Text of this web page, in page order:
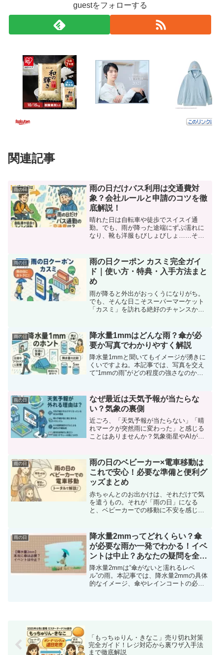
guestをフォローする
関連記事
雨の日
雨の日だけバス利用は交通費対
象？会社ルールと申請のコツを徹
底解説！
晴れた日は自転車や徒歩でスイスイ通
勤。でも、雨が降った途端にずぶ濡れに
なり、靴も洋服もびしょびしょ……そん
度交通費が出るのか不安…」という声は
多く、実はこの問題、知らな...
雨の日
雨の日クーポン カスミ完全ガイ
ド｜使い方・特典・入手方法まと
め
雨が降ると外出がおっくうになりがち。
でも、そんな日こそスーパーマーケット
「カスミ」を訪れる絶好のチャンスかも
いるのをご存じでしょうか？この「雨の
日クーポン」を活用す...
雨の日
降水量1mmはどんな雨？傘が必
要か写真でわかりやすく解説
降水量1mmと聞いてもイメージが湧きに
くいですよね。本記事では、写真を交え
て“1mmの雨”がどの程度の強さなのかを
雨の日
なぜ最近は天気予報が当たらな
い？気象の裏側
近ごろ、「天気予報が当たらない」「晴
れマークが突然雨に変わった」と感じる
ことはありませんか？気象衛星やAIが発
気の変化スピードの加速や地球規模の気
候変動といった複雑な要...
雨の日
雨の日のベビーカー×電車移動は
これで安心！必要な準備と便利グ
ッズまとめ
赤ちゃんとのお出かけは、それだけで気
を遣うもの。それが「雨の日」になる
と、ベビーカーでの移動に不安を感じる
インカバーや荷物、どうやって管理すれ
ばいいの？」「雨の日の服装...
雨の日
降水量2mmってどれくらい？傘
が必要な雨か一発でわかる！イベ
ントは中止？あなたの疑問を全て
解決します！
降水量2mmは“傘がないと濡れるレベ
ル”の雨。本記事では、降水量2mmの具体
的なイメージ、傘やレインコートの必要
「もっちゅりん・きなこ」売り切れ対策
完全ガイド！レジ対応から裏ワザ入手法
まで徹底解説